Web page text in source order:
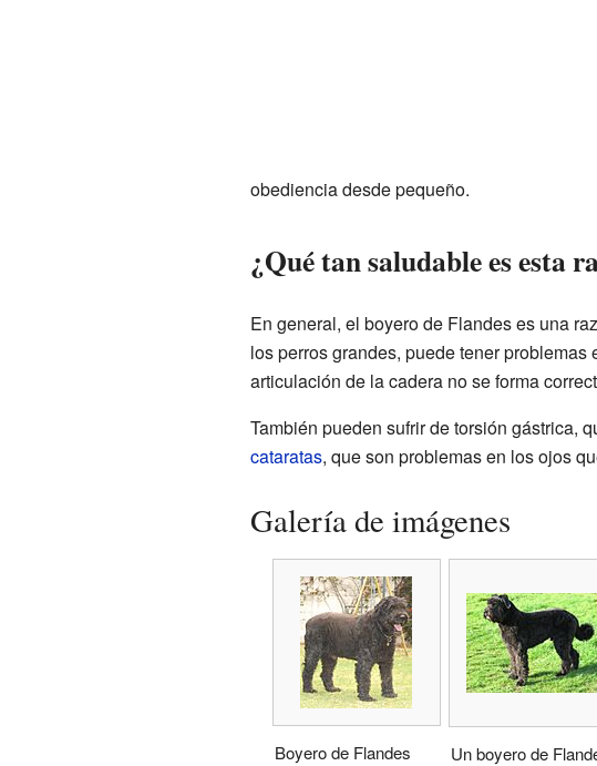
obediencia desde pequeño.
¿Qué tan saludable es esta
En general, el boyero de Flandes es una
los perros grandes, puede tener
articulación de la cadera no se forma
También pueden sufrir de torsión gástrica,
cataratas, que son problemas en los ojos
Galería de imágenes
Boyero de Flandes
Un boyero de